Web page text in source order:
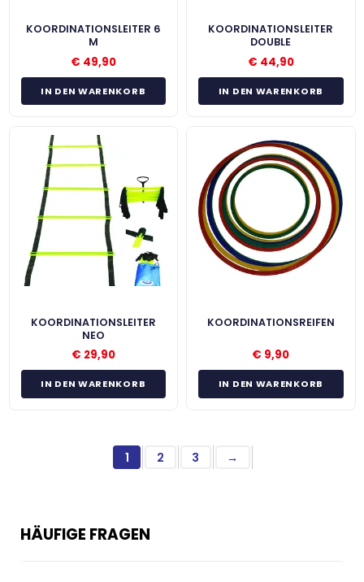
KOORDINATIONSLEITER 6
M
€ 49,90
IN DEN WARENKORB
KOORDINATIONSLEITER
DOUBLE
€ 44,90
IN DEN WARENKORB
KOORDINATIONSLEITER
NEO
€ 29,90
IN DEN WARENKORB
KOORDINATIONSREIFEN
€ 9,90
IN DEN WARENKORB
1 2 3 →
HÄUFIGE FRAGEN